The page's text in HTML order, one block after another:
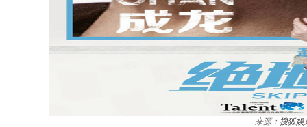
来源： 搜狐娱